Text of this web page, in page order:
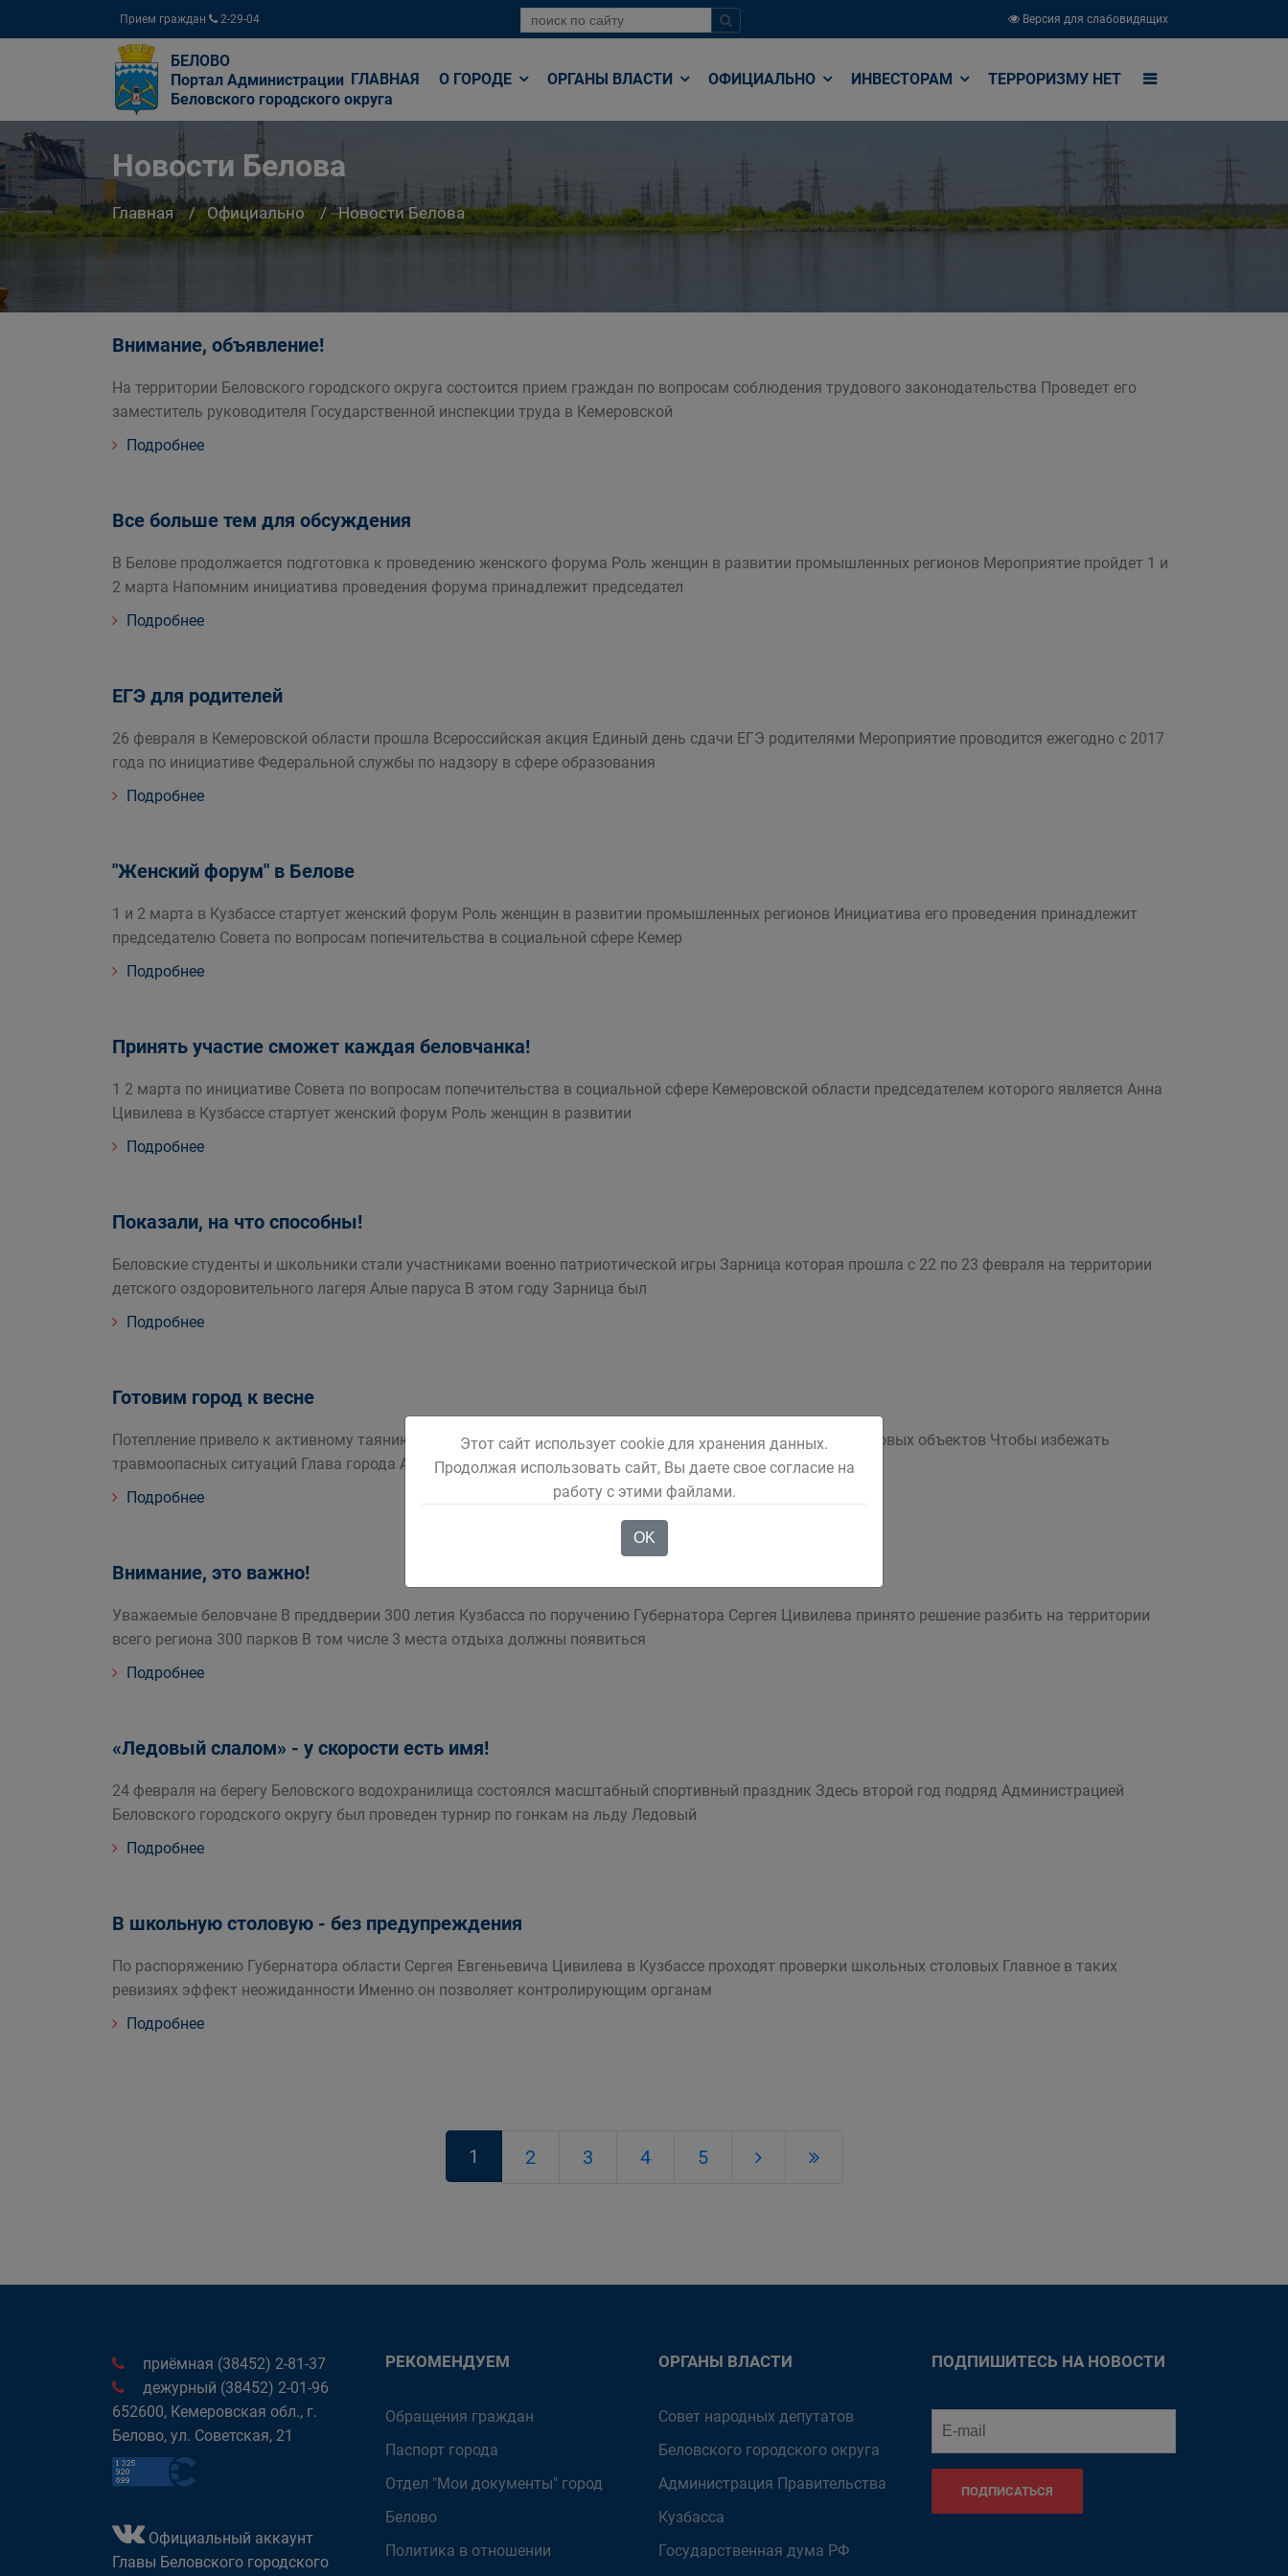
Прием граждан 2-29-04 Версия для слабовидящих
БЕЛОВО
Портал Администрации
Беловского городского округа
ГЛАВНАЯ О ГОРОДЕ ОРГАНЫ ВЛАСТИ ОФИЦИАЛЬНО ИНВЕСТОРАМ ТЕРРОРИЗМУ НЕТ
Новости Белова
Главная Официально Новости Белова
Внимание, объявление!
На территории Беловского городского округа состоится прием граждан по вопросам соблюдения трудового законодательства Проведет его
заместитель руководителя Государственной инспекции труда в Кемеровской
Подробнее
Все больше тем для обсуждения
В Белове продолжается подготовка к проведению женского форума Роль женщин в развитии промышленных регионов Мероприятие пройдет 1 и
2 марта Напомним инициатива проведения форума принадлежит председател
Подробнее
ЕГЭ для родителей
26 февраля в Кемеровской области прошла Всероссийская акция Единый день сдачи ЕГЭ родителями Мероприятие проводится ежегодно с 2017
года по инициативе Федеральной службы по надзору в сфере образования
Подробнее
"Женский форум" в Белове
1 и 2 марта в Кузбассе стартует женский форум Роль женщин в развитии промышленных регионов Инициатива его проведения принадлежит
председателю Совета по вопросам попечительства в социальной сфере Кемер
Подробнее
Принять участие сможет каждая беловчанка!
1 2 марта по инициативе Совета по вопросам попечительства в социальной сфере Кемеровской области председателем которого является Анна
Цивилева в Кузбассе стартует женский форум Роль женщин в развитии
Подробнее
Показали, на что способны!
Беловские студенты и школьники стали участниками военно патриотической игры Зарница которая прошла с 22 по 23 февраля на территории
детского оздоровительного лагеря Алые паруса В этом году Зарница был
Подробнее
Готовим город к весне
Потепление привело к активному таянию снега Это повлекло за собой деформацию снежных горок и ледовых объектов Чтобы избежать
травмоопасных ситуаций Глава города Алексей Курносов поручил приступить ком
Подробнее
Внимание, это важно!
Уважаемые беловчане В преддверии 300 летия Кузбасса по поручению Губернатора Сергея Цивилева принято решение разбить на территории
всего региона 300 парков В том числе 3 места отдыха должны появиться
Подробнее
«Ледовый слалом» - у скорости есть имя!
24 февраля на берегу Беловского водохранилища состоялся масштабный спортивный праздник Здесь второй год подряд Администрацией
Беловского городского округу был проведен турнир по гонкам на льду Ледовый
Подробнее
В школьную столовую - без предупреждения
По распоряжению Губернатора области Сергея Евгеньевича Цивилева в Кузбассе проходят проверки школьных столовых Главное в таких
ревизиях эффект неожиданности Именно он позволяет контролирующим органам
Подробнее
1 2 3 4 5
приёмная (38452) 2-81-37
дежурный (38452) 2-01-96
652600, Кемеровская обл., г.
Белово, ул. Советская, 21
Официальный аккаунт
Главы Беловского городского
РЕКОМЕНДУЕМ
Обращения граждан
Паспорт города
Отдел "Мои документы" город
Белово
Политика в отношении
ОРГАНЫ ВЛАСТИ
Совет народных депутатов
Беловского городского округа
Администрация Правительства
Кузбасса
Государственная дума РФ
ПОДПИШИТЕСЬ НА НОВОСТИ
ПОДПИСАТЬСЯ
Этот сайт использует cookie для хранения данных.
Продолжая использовать сайт, Вы даете свое согласие на
работу с этими файлами.
OK